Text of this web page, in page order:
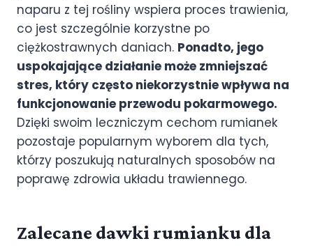
naparu z tej rośliny wspiera proces trawienia,
co jest szczególnie korzystne po
ciężkostrawnych daniach. Ponadto, jego
uspokajające działanie może zmniejszać
stres, który często niekorzystnie wpływa na
funkcjonowanie przewodu pokarmowego.
Dzięki swoim leczniczym cechom rumianek
pozostaje popularnym wyborem dla tych,
którzy poszukują naturalnych sposobów na
poprawę zdrowia układu trawiennego.
Zalecane dawki rumianku dla